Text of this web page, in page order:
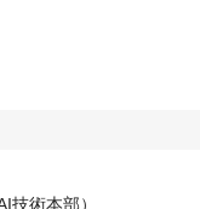
技術本部）